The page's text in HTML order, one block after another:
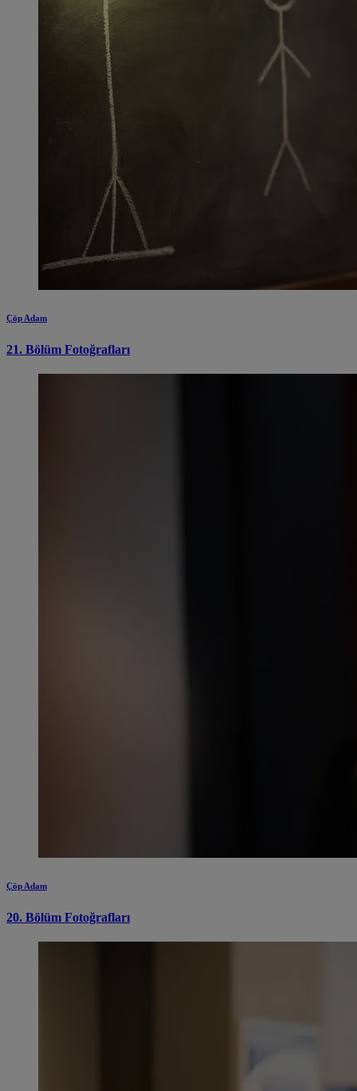
Çöp Adam
21. Bölüm Fotoğrafları
Çöp Adam
20. Bölüm Fotoğrafları